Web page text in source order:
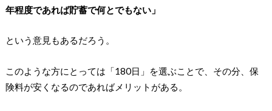
年程度であれば貯蓄で何とでもない」
という意見もあるだろう。
このような方にとっては「180日」を選ぶことで、その分、保
険料が安くなるのであればメリットがある。